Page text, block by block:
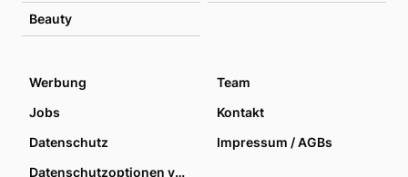
Beauty
Werbung
Team
Jobs
Kontakt
Datenschutz
Impressum / AGBs
Datenschutzoptionen verwalten